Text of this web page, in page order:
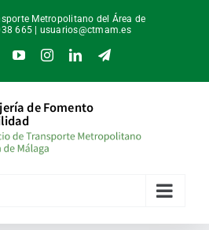
Metropolitano del Área de
665 | usuarios@ctmam.es
YouTubeInstagramLinkedInTelegram